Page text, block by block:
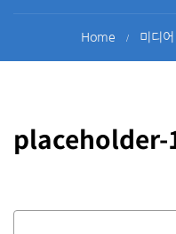
Home 미디어